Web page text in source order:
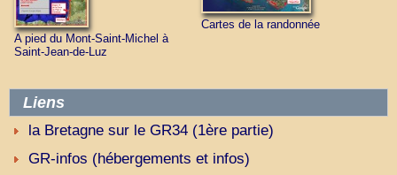
A pied du Mont-Saint-Michel à
Saint-Jean-de-Luz
Cartes de la randonnée
Liens
la Bretagne sur le GR34 (1ère partie)
GR-infos (hébergements et infos)